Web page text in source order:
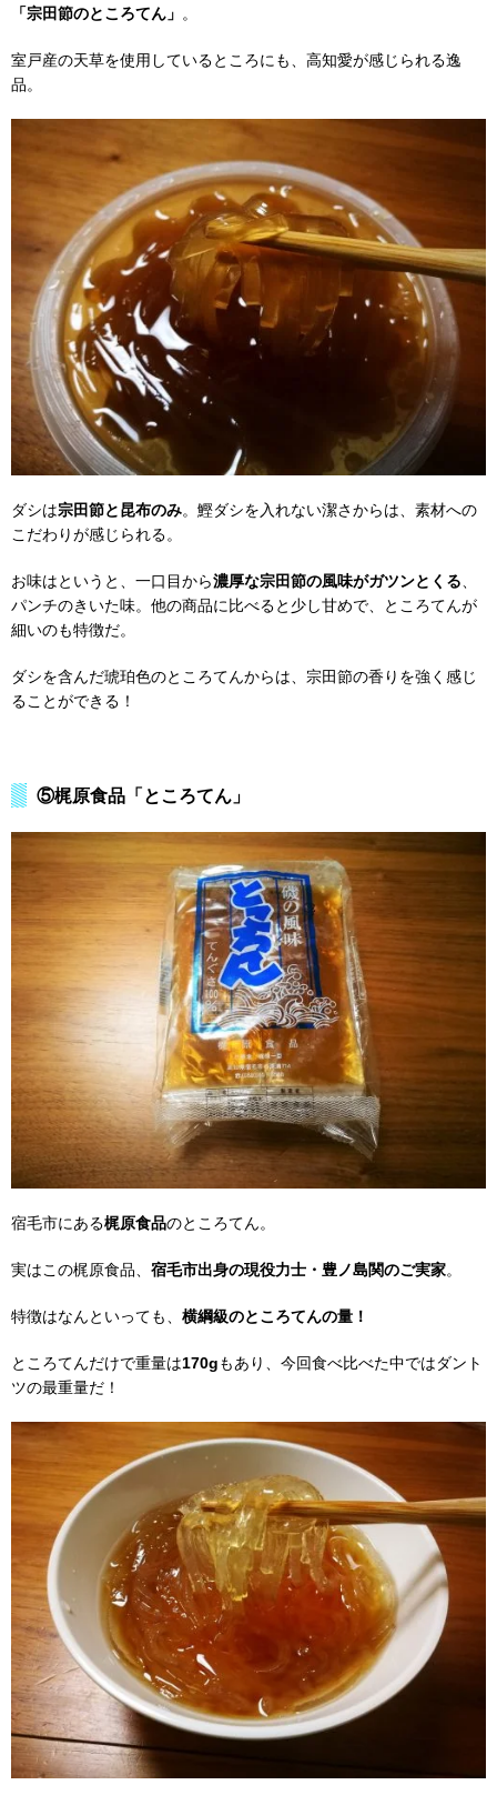
「宗田節のところてん」 。
室戸産の天草を使用しているところにも、高知愛が感じられる逸
品。
ダシは宗田節と昆布のみ。鰹ダシを入れない潔さからは、素材への
こだわりが感じられる。
お味はというと、一口目から濃厚な宗田節の風味がガツンとくる
パンチのきいた味。他の商品に比べると少し甘めで、ところてんが
細いのも特徴だ。
ダシを含んだ琥珀色のところてんからは、宗田節の香りを強く感じ
ることができる！
⑤梶原食品「ところてん」
宿毛市にある梶原食品のところてん。
実はこの梶原食品、 宿毛市出身の現役力士・豊ノ島関のご実家。
特徴はなんといっても、 横綱級のところてんの量！
ところてんだけで重量は170gもあり、今回食べ比べた中ではダント
ツの最重量だ！